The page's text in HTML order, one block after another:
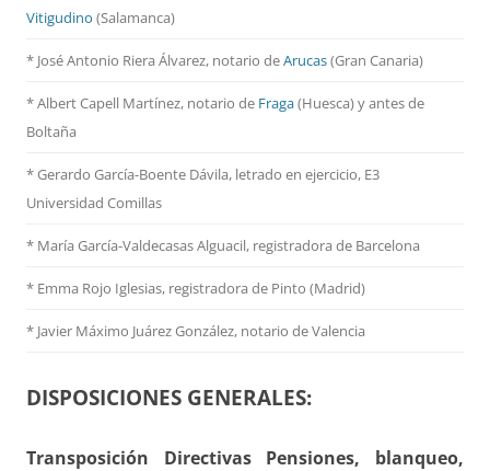
Vitigudino (Salamanca)
* José Antonio Riera Álvarez, notario deArucas(Gran Canaria)
* Albert Capell Martínez, notario de Fraga(Huesca) y antes de
Boltaña
* Gerardo García-Boente Dávila, letrado en ejercicio, E3
Universidad Comillas
* María García-Valdecasas Alguacil, registradora de Barcelona
* Emma Rojo Iglesias, registradora de Pinto (Madrid)
* Javier Máximo Juárez González, notario de Valencia
DISPOSICIONES GENERALES:
Transposición Directivas Pensiones, blanqueo,